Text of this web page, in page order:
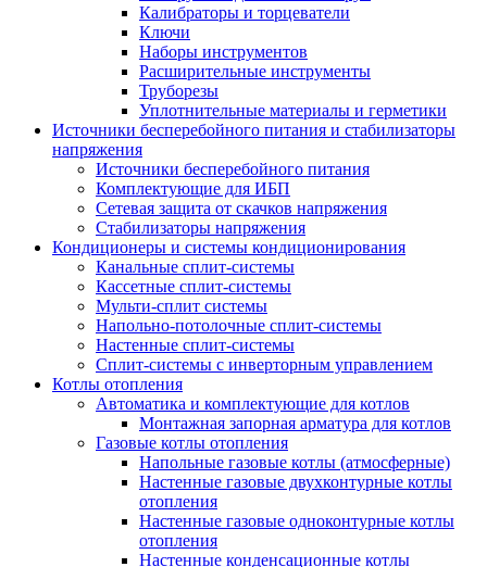
Калибраторы и торцеватели
Ключи
Наборы инструментов
Расширительные инструменты
Труборезы
Уплотнительные материалы и герметики
Источники бесперебойного питания и стабилизаторы
напряжения
Источники бесперебойного питания
Комплектующие для ИБП
Сетевая защита от скачков напряжения
Стабилизаторы напряжения
Кондиционеры и системы кондиционирования
Канальные сплит-системы
Кассетные сплит-системы
Мульти-сплит системы
Напольно-потолочные сплит-системы
Настенные сплит-системы
Сплит-системы с инверторным управлением
Котлы отопления
Автоматика и комплектующие для котлов
Монтажная запорная арматура для котлов
Газовые котлы отопления
Напольные газовые котлы (атмосферные)
Настенные газовые двухконтурные котлы
отопления
Настенные газовые одноконтурные котлы
отопления
Настенные конденсационные котлы